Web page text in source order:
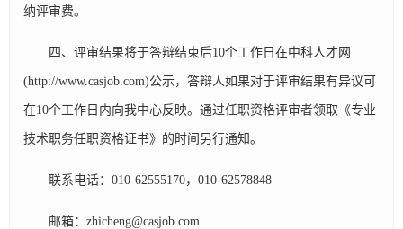
纳评审费。
四、评审结果将于答辩结束后10个工作日在中科人才网
(http://www.casjob.com)公示，答辩人如果对于评审结果有异议可
在10个工作日内向我中心反映。通过任职资格评审者领取《专业
技术职务任职资格证书》的时间另行通知。
联系电话：010-62555170，010-62578848
邮箱：zhicheng@casjob.com